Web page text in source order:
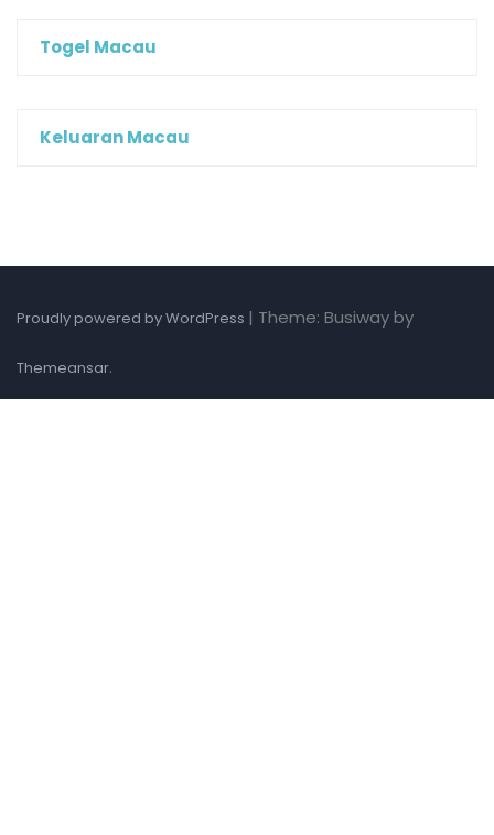
Togel Macau
Keluaran Macau
Proudly powered by WordPress | Theme: Busiway by
Themeansar.